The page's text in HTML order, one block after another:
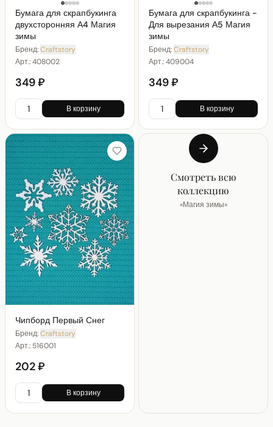
Бумага для скрапбукинга
двухсторонняя А4 Магия
зимы
Бренд:Craftstory
Арт.:408002
349 ₽
В корзину
Бумага для скрапбукинга -
Для вырезания А5 Магия
зимы
Бренд:Craftstory
Арт.:409004
349 ₽
В корзину
Чипборд Первый Снег
Бренд:Craftstory
Арт.: 516001
202 ₽
В корзину
Смотреть всю
коллекцию
«Магия зимы»